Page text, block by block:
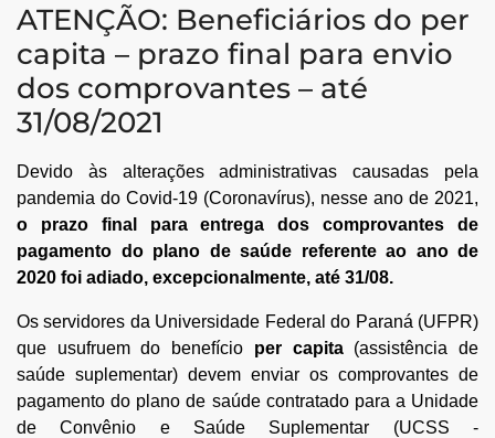
ATENÇÃO: Beneficiários do per
capita – prazo final para envio
dos comprovantes – até
31/08/2021
Devido às alterações administrativas causadas pela
pandemia do Covid-19 (Coronavírus), nesse ano de 2021,
o prazo final para entrega dos comprovantes de
pagamento do plano de saúde referente ao ano de
2020 foi adiado, excepcionalmente, até 31/08.
Os servidores da Universidade Federal do Paraná (UFPR)
que usufruem do benefício per capita(assistência de
saúde suplementar) devem enviar os comprovantes de
pagamento do plano de saúde contratado para a Unidade
de Convênio e Saúde Suplementar (UCSS -